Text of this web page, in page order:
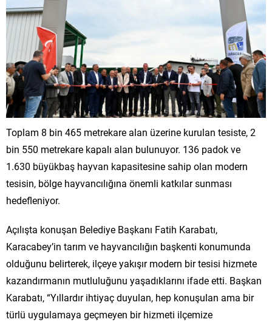
Toplam 8 bin 465 metrekare alan üzerine kurulan tesiste, 2
bin 550 metrekare kapalı alan bulunuyor. 136 padok ve
1.630 büyükbaş hayvan kapasitesine sahip olan modern
tesisin, bölge hayvancılığına önemli katkılar sunması
hedefleniyor.
Açılışta konuşan Belediye Başkanı Fatih Karabatı,
Karacabey’in tarım ve hayvancılığın başkenti konumunda
olduğunu belirterek, ilçeye yakışır modern bir tesisi hizmete
kazandırmanın mutluluğunu yaşadıklarını ifade etti. Başkan
Karabatı, “Yıllardır ihtiyaç duyulan, hep konuşulan ama bir
türlü uygulamaya geçmeyen bir hizmeti ilçemize